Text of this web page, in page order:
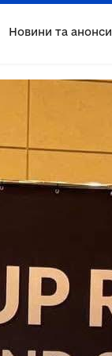
Новини та анонси